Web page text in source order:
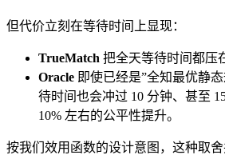
但代价立刻在等待时间上显现：
TrueMatch 把全天等待时间都压
Oracle 即使已经是”全知最优静
待时间也会冲过 10 分钟、甚至
10% 左右的公平性提升。
按我们效用函数的设计意图，这种取舍